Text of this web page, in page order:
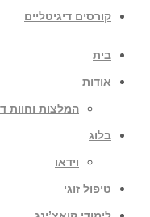
קורסים דיגיטליים
בית
אודות
המלצות וחוות
בלוג
וידאו
טיפול זוגי